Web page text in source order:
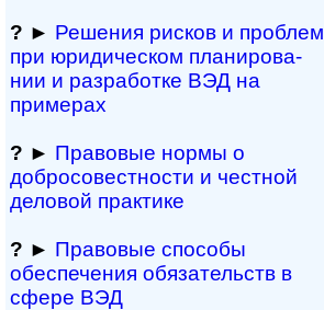
? ► Решения рисков и про­блем
при юридичес­ком планирова­
нии и разра­ботке ВЭД на
примерах
? ► Правовые нормы о
добросовестности и чест­ной
деловой практике
? ► Правовые способы
обеспечения обяза­тельств в
сфере ВЭД